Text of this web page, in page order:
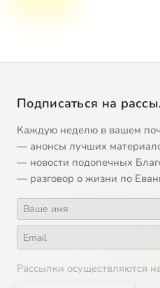
Подписаться на
Каждую неделю в вашем
— анонсы лучших
— новости подопечных
— разговор о жизни по
Рассылки осуществляются